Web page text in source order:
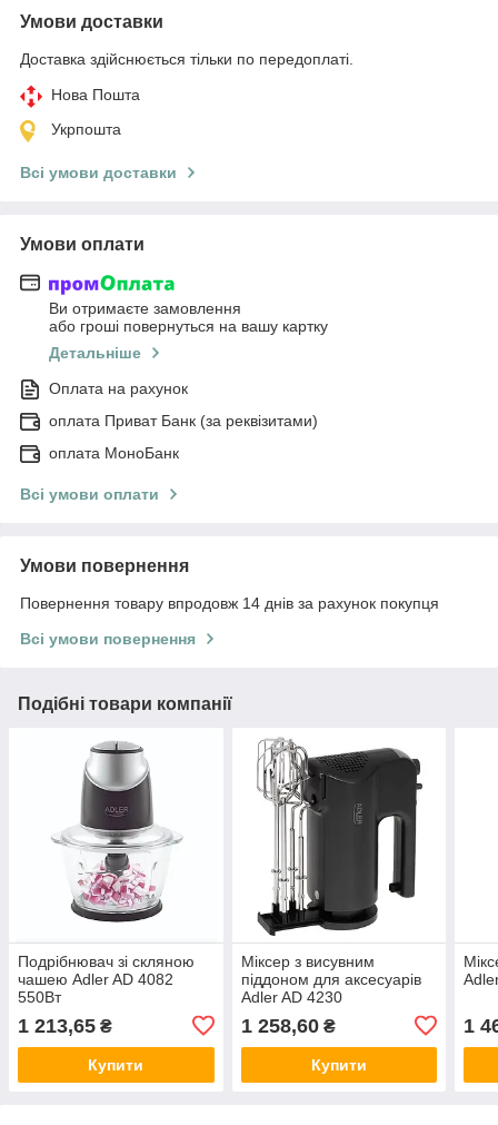
Умови доставки
Доставка здійснюється тільки по передоплаті.
Нова Пошта
Укрпошта
Всі умови доставки
Умови оплати
Ви отримаєте замовлення
або гроші повернуться на вашу картку
Детальніше
Оплата на рахунок
оплата Приват Банк (за реквізитами)
оплата МоноБанк
Всі умови оплати
Умови повернення
Повернення товару впродовж 14 днів за рахунок покупця
Всі умови повернення
Подібні товари компанії
Подрібнювач зі скляною
чашею Adler AD 4082
550Вт
1 213,65 ₴
Купити
Міксер з висувним
піддоном для аксесуарів
Adler AD 4230
1 258,60₴
Купити
1